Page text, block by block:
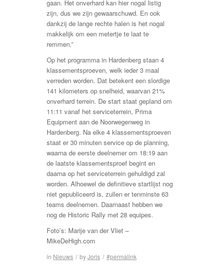
gaan. Het onverhard kan hier nogal listig
zijn, dus we zijn gewaarschuwd. En ook
dankzij de lange rechte halen is het nogal
makkelijk om een metertje te laat te
remmen.”
Op het programma in Hardenberg staan 4
klassementsproeven, welk ieder 3 maal
verreden worden. Dat betekent een slordige
141 kilometers op snelheid, waarvan 21%
onverhard terrein. De start staat gepland om
11:11 vanaf het serviceterrein, Prima
Equipment aan de Noorwegenweg in
Hardenberg. Na elke 4 klassementsproeven
staat er 30 minuten service op de planning,
waarna de eerste deelnemer om 18:19 aan
de laatste klassementsproef begint en
daarna op het serviceterrein gehuldigd zal
worden. Alhoewel de definitieve startlijst nog
niet gepubliceerd is, zullen er tenminste 63
teams deelnemen. Daarnaast hebben we
nog de Historic Rally met 28 equipes.
Foto’s: Marije van der Vliet –
MikeDeHigh.com
in Nieuws / byJoris / #permalink